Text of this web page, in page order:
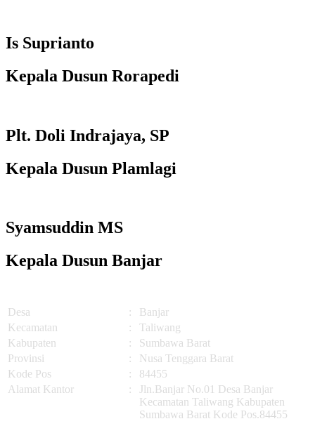
Is Suprianto
Kepala Dusun Rorapedi
Plt. Doli Indrajaya, SP
Kepala Dusun Plamlagi
Syamsuddin MS
Kepala Dusun Banjar
Desa :
Banjar
Kecamatan
:
Taliwang
Kabupaten
:
Sumbawa Barat
Provinsi
:
Nusa Tenggara Barat
Kode Pos
:
84455
Alamat Kantor
:
Jln.Banjar No.01 Desa Banjar
Kecamatan Taliwang Kabupaten
Sumbawa Barat Kode Pos.84455